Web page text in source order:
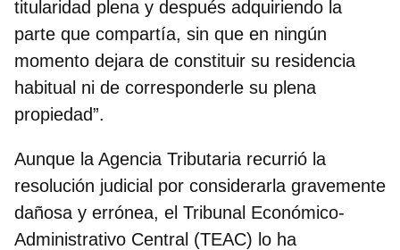
titularidad plena y después adquiriendo la
parte que compartía, sin que en ningún
momento dejara de constituir su residencia
habitual ni de corresponderle su plena
propiedad”.
Aunque la Agencia Tributaria recurrió la
resolución judicial por considerarla gravemente
dañosa y errónea, el Tribunal Económico-
Administrativo Central (TEAC) lo ha